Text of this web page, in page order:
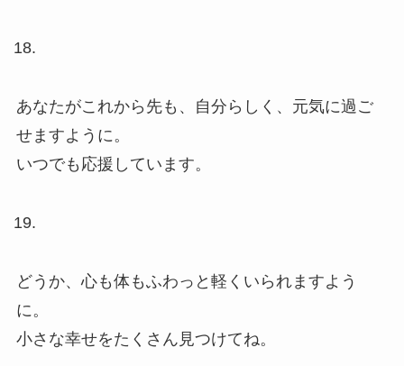
あなたがこれから先も、自分らしく、元気に過ご
せますように。
いつでも応援しています。
どうか、心も体もふわっと軽くいられますよう
に。
小さな幸せをたくさん見つけてね。